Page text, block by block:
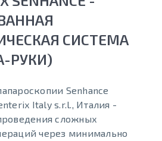
СИСТЕМА
РУКИ)
Senhance
Italy s.r.l., Италия -
сложных
через минимально